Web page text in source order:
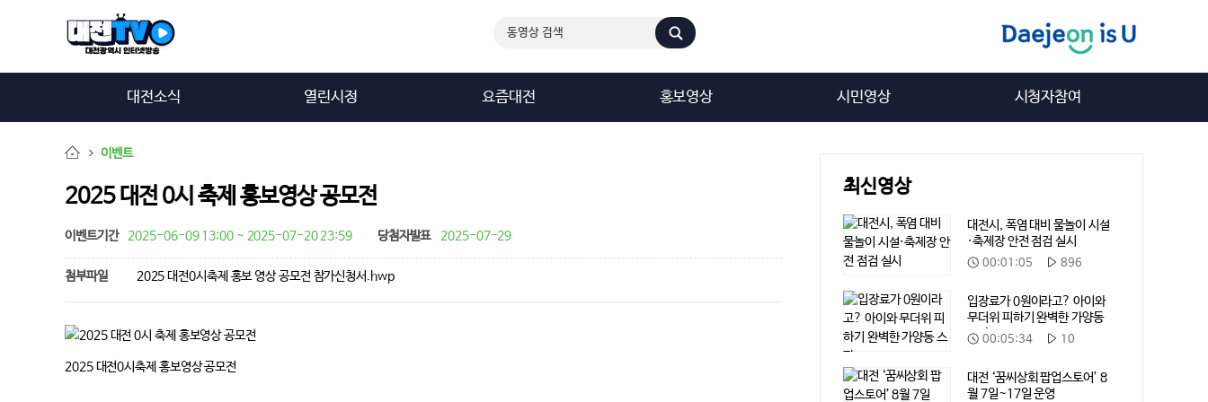
대전소식 열린시정 요즘대전 홍보영상 시민영상 시청자참여
이벤트
2025 대전 0시 축제 홍보영상 공모전
이벤트기간 2025-06-09 13:00 ~ 2025-07-20 23:59 당첨자발표 2025-07-29
첨부파일 2025 대전0시축제 홍보 영상 공모전 참가신청서.hwp
2025 대전0시축제 홍보영상 공모전
최신영상
대전시, 폭염 대비 물놀이 시설
·축제장 안전 점검 실시
재
시
간
00:01:05
재
수
896
입장료가 0원이라고? 아이와
무더위 피하기 완벽한 가양동
스팟재
시
간
00:05:34
재
수
10
대전 ‘꿈씨상회 팝업스토어’ 8
월 7일~17일 운영